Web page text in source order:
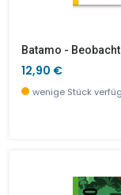
Batamo -
12,90 €
wenige Stück